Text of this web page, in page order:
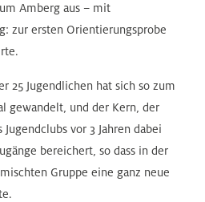
Amberg aus – mit
zur ersten Orientierungsprobe
25 Jugendlichen hat sich so zum
gewandelt, und der Kern, der
vor 3 Jahren dabei
bereichert, so dass in der
Gruppe eine ganz neue